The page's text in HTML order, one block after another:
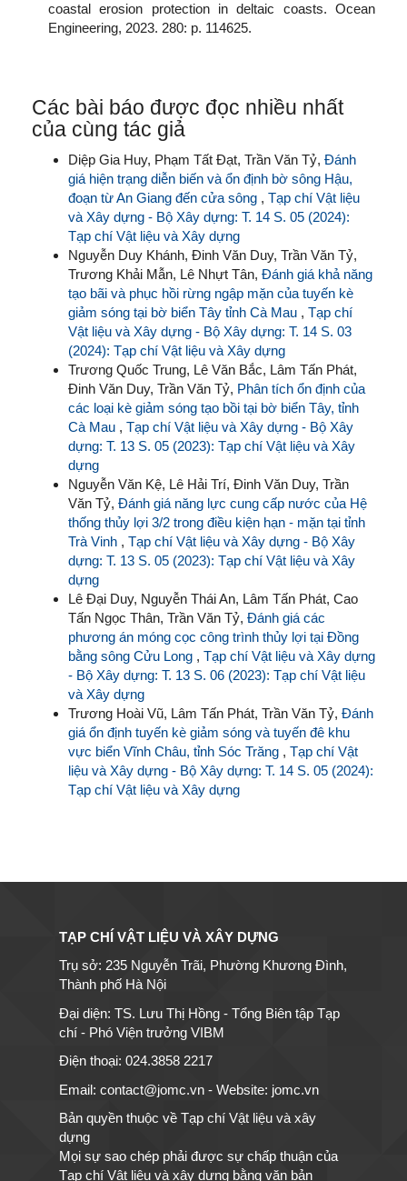
coastal erosion protection in deltaic coasts. Ocean
Engineering, 2023. 280: p. 114625.
Các bài báo được đọc nhiều nhất
của cùng tác giả
Diệp Gia Huy, Phạm Tất Đạt, Trần Văn Tỷ, Đánh
giá hiện trạng diễn biến và ổn định bờ sông Hậu,
đoạn từ An Giang đến cửa sông , Tạp chí Vật liệu
và Xây dựng - Bộ Xây dựng: T. 14 S. 05 (2024):
Tạp chí Vật liệu và Xây dựng
Nguyễn Duy Khánh, Đinh Văn Duy, Trần Văn Tỷ,
Trương Khải Mẫn, Lê Nhựt Tân, Đánh giá khả năng
tạo bãi và phục hồi rừng ngập mặn của tuyến kè
giảm sóng tại bờ biển Tây tỉnh Cà Mau , Tạp chí
Vật liệu và Xây dựng - Bộ Xây dựng: T. 14 S. 03
(2024): Tạp chí Vật liệu và Xây dựng
Trương Quốc Trung, Lê Văn Bắc, Lâm Tấn Phát,
Đinh Văn Duy, Trần Văn Tỷ, Phân tích ổn định của
các loại kè giảm sóng tạo bồi tại bờ biển Tây, tỉnh
Cà Mau , Tạp chí Vật liệu và Xây dựng - Bộ Xây
dựng: T. 13 S. 05 (2023): Tạp chí Vật liệu và Xây
dựng
Nguyễn Văn Kệ, Lê Hải Trí, Đinh Văn Duy, Trần
Văn Tỷ, Đánh giá năng lực cung cấp nước của Hệ
thống thủy lợi 3/2 trong điều kiện hạn - mặn tại tỉnh
Trà Vinh , Tạp chí Vật liệu và Xây dựng - Bộ Xây
dựng: T. 13 S. 05 (2023): Tạp chí Vật liệu và Xây
dựng
Lê Đại Duy, Nguyễn Thái An, Lâm Tấn Phát, Cao
Tấn Ngọc Thân, Trần Văn Tỷ, Đánh giá các
phương án móng cọc công trình thủy lợi tại Đồng
bằng sông Cửu Long , Tạp chí Vật liệu và Xây dựng
- Bộ Xây dựng: T. 13 S. 06 (2023): Tạp chí Vật liệu
và Xây dựng
Trương Hoài Vũ, Lâm Tấn Phát, Trần Văn Tỷ, Đánh
giá ổn định tuyến kè giảm sóng và tuyến đê khu
vực biển Vĩnh Châu, tỉnh Sóc Trăng , Tạp chí Vật
liệu và Xây dựng - Bộ Xây dựng: T. 14 S. 05 (2024):
Tạp chí Vật liệu và Xây dựng
TẠP CHÍ VẬT LIỆU VÀ XÂY DỰNG
Trụ sở: 235 Nguyễn Trãi, Phường Khương Đình,
Thành phố Hà Nội
Đại diện: TS. Lưu Thị Hồng - Tổng Biên tập Tạp
chí - Phó Viện trưởng VIBM
Điện thoại: 024.3858 2217
Email: contact@jomc.vn - Website: jomc.vn
Bản quyền thuộc về Tạp chí Vật liệu và xây
dựng
Mọi sự sao chép phải được sự chấp thuận của
Tạp chí Vật liệu và xây dựng bằng văn bản